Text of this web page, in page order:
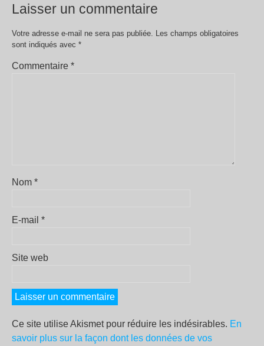
Laisser un commentaire
Votre adresse e-mail ne sera pas publiée. Les champs obligatoires
sont indiqués avec *
Commentaire *
Nom *
E-mail *
Site web
Ce site utilise Akismet pour réduire les indésirables. En
savoir plus sur la façon dont les données de vos